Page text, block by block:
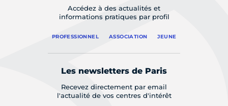
Accédez à des actualités et
informations pratiques par profil
PROFESSIONNEL ASSOCIATION JEUNE
Les newsletters de Paris
Recevez directement par email
l'actualité de vos centres d'intérêt